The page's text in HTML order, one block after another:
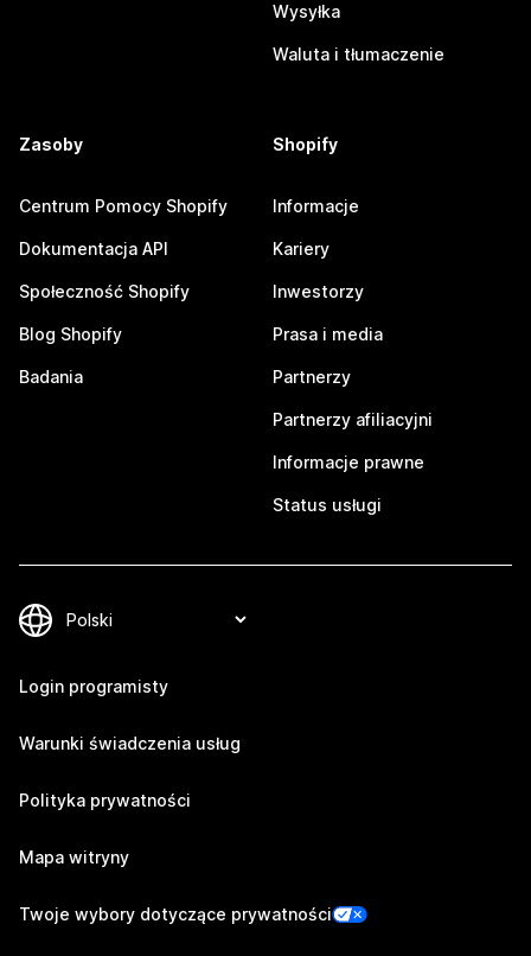
Wysyłka
Waluta i tłumaczenie
Zasoby
Centrum Pomocy Shopify
Dokumentacja API
Społeczność Shopify
Blog Shopify
Badania
Shopify
Informacje
Kariery
Inwestorzy
Prasa i media
Partnerzy
Partnerzy afiliacyjni
Informacje prawne
Status usługi
Login programisty
Warunki świadczenia usług
Polityka prywatności
Mapa witryny
Twoje wybory dotyczące prywatności